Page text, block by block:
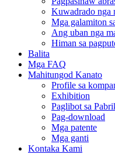
Kuwadrado nga
Mga galamiton
Ang uban nga
Himan sa
Balita
Mga FAQ
Mahitungod Kanato
Profile sa
Exhibition
Paglibot sa
Pag-download
Mga patente
Mga ganti
Kontaka Kami